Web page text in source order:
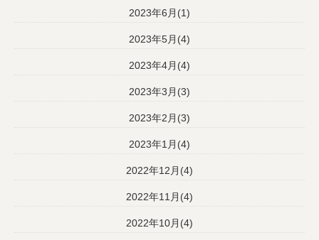
2023年6月(1)
2023年5月(4)
2023年4月(4)
2023年3月(3)
2023年2月(3)
2023年1月(4)
2022年12月(4)
2022年11月(4)
2022年10月(4)